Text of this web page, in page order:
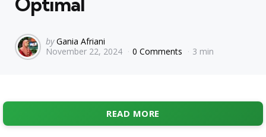
Posted
by
by Gania Afriani
November 22, 2024
0 Comments 3 min
READ MORE